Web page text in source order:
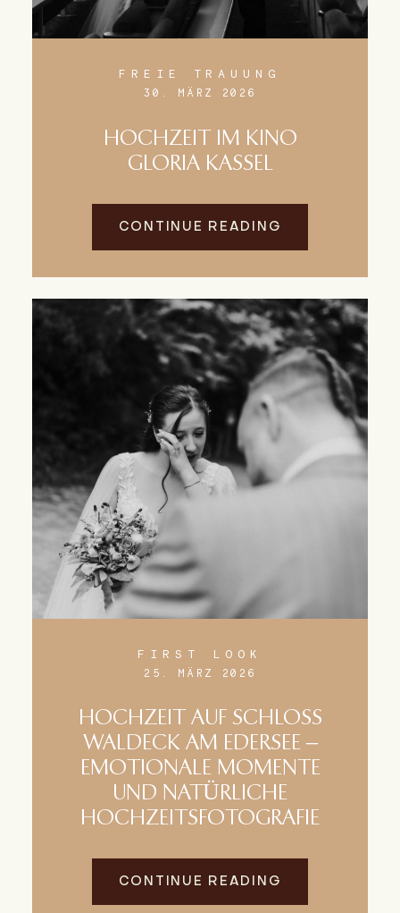
FREIE TRAUUNG
30. MÄRZ 2026
HOCHZEIT IM KINO
GLORIA KASSEL
CONTINUE READING
FIRST LOOK
25. MÄRZ 2026
HOCHZEIT AUF SCHLOSS
WALDECK AM EDERSEE –
EMOTIONALE MOMENTE
UND NATÜRLICHE
HOCHZEITSFOTOGRAFIE
CONTINUE READING